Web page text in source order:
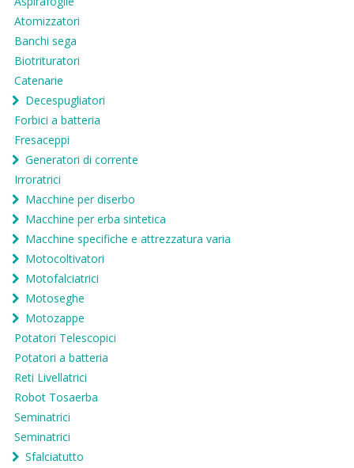
Atomizzatori
Banchi sega
Biotrituratori
Catenarie
Decespugliatori
Forbici a batteria
Fresaceppi
Generatori di corrente
Irroratrici
Macchine per diserbo
Macchine per erba sintetica
Macchine specifiche e attrezzatura varia
Motocoltivatori
Motofalciatrici
Motoseghe
Motozappe
Potatori Telescopici
Potatori a batteria
Reti Livellatrici
Robot Tosaerba
Seminatrici
Seminatrici
Sfalciatutto